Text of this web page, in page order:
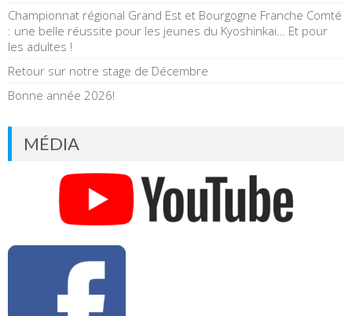
Championnat régional Grand Est et Bourgogne Franche Comté
: une belle réussite pour les jeunes du Kyoshinkai… Et pour
les adultes !
Retour sur notre stage de Décembre
Bonne année 2026!
MÉDIA